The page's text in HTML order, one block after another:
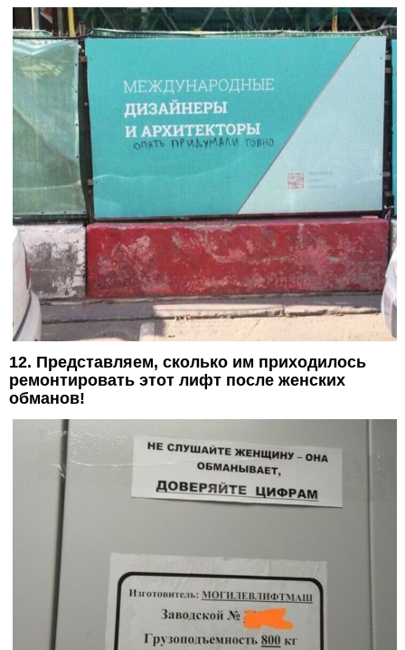
12. Представляем, сколько им приходилось
ремонтировать этот лифт после женских
обманов!